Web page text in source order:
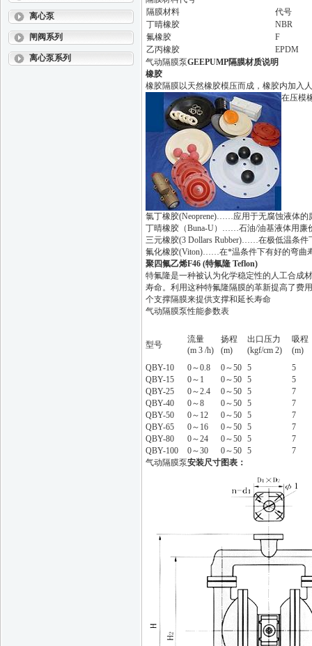
离心泵
闸阀系列
离心泵系列
隔膜材料
代号
丁晴橡胶
NBR
氟橡胶
F
乙丙橡胶
EPDM
气动隔膜泵GEEPUMP隔膜材质说明
橡胶
橡胶隔膜以天然橡胶模压而成，橡胶内加入
在压模
氯丁橡胶(Neoprene)……应用于无腐蚀液体的
丁晴橡胶（Buna-U）……石油/油基液体用廉
三元橡胶(3 Dollars Rubber)……在极低温条件
氟化橡胶(Viton)……在*温条件下有好的弯曲
聚四氟乙烯F46 (特氟隆 Teflon)
特氟隆是一种被认为化学稳定性的人工合成
寿命。利用这种特氟隆隔膜的革新提高了费
个支撑隔膜来提供支撑和延长寿命
气动隔膜泵性能参数表
型号
流量
(m 3 /h)
扬程
(m)
出口压力
(kgf/cm 2)
吸程
(m)
QBY-10
0～0.8 0～50 5
5
QBY-15
0～1 0～50 5
5
QBY-25
0～2.4 0～50 5
7
QBY-40
0～8 0～50 5
7
QBY-50
0～12 0～50 5
7
QBY-65
0～16 0～50 5
7
QBY-80
0～24 0～50 5
7
QBY-100
0～30 0～50 5
7
气动隔膜泵安装尺寸图表：